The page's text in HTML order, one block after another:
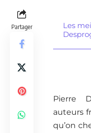
Partager
Les
Pierre
auteurs
qu’on